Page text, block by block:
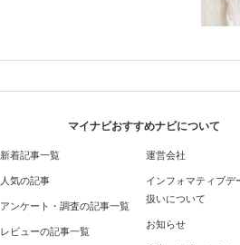
マイナビおすすめナビについて
新着記事一覧
人気の記事
アンケート・調査の記事一覧
レビューの記事一覧
運営会社
インフォマティブデ
扱いについて
お知らせ